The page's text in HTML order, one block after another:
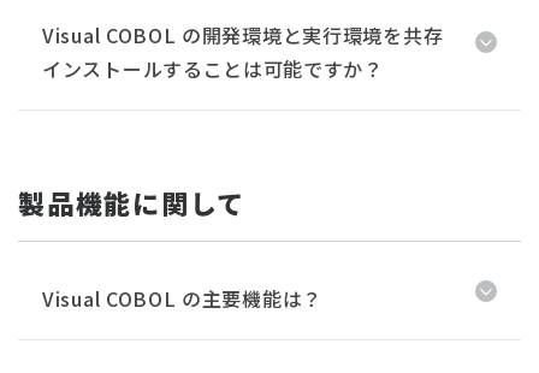
Visual COBOL の開発環境と実行環境を共存
インストールすることは可能ですか？
製品機能に関して
Visual COBOL の主要機能は？